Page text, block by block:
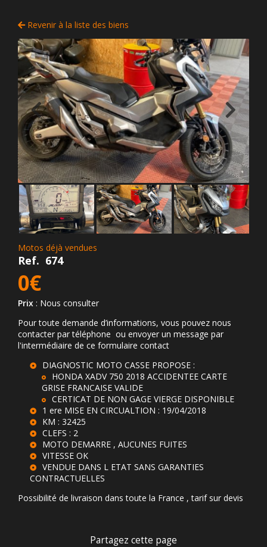
Revenir à la liste des biens
Motos déjà vendues
Ref. 674
0€
Prix : Nous consulter
Pour toute demande d’informations, vous pouvez nous
contacter par téléphone ou envoyer un message par
l'intermédiaire de ce formulaire contact
DIAGNOSTIC MOTO CASSE PROPOSE :
HONDA XADV 750 2018 ACCIDENTEE CARTE
GRISE FRANCAISE VALIDE
CERTICAT DE NON GAGE VIERGE DISPONIBLE
1 ere MISE EN CIRCUALTION : 19/04/2018
KM : 32425
CLEFS : 2
MOTO DEMARRE , AUCUNES FUITES
VITESSE OK
VENDUE DANS L ETAT SANS GARANTIES
CONTRACTUELLES
Possibilité de livraison dans toute la France , tarif sur devis
Partagez cette page